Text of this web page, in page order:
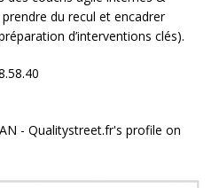
du recul et encadrer
d’interventions clés).